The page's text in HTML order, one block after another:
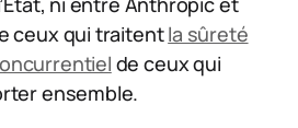
ceux qui traitentla sûreté
de ceux qui
ensemble.